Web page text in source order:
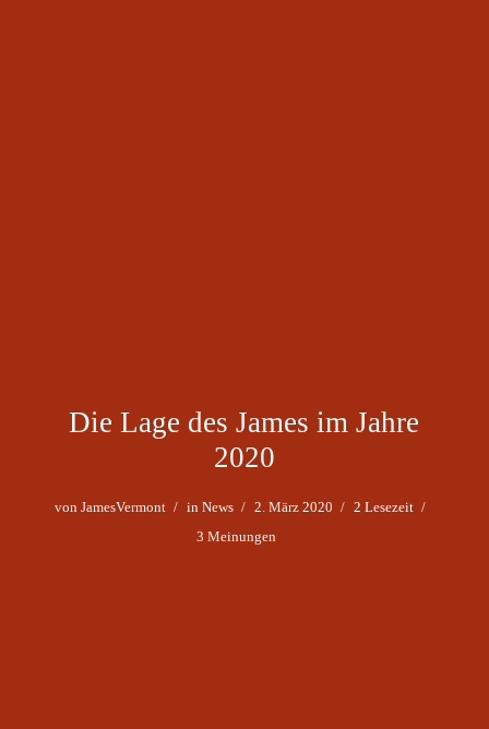
Die Lage des James im Jahre
2020
von JamesVermont in News 2. März 2020
2 Lesezeit
3 Meinungen